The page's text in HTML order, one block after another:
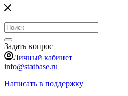
Задать вопрос
Личный кабинет
info@statbase.ru
Написать в поддержку